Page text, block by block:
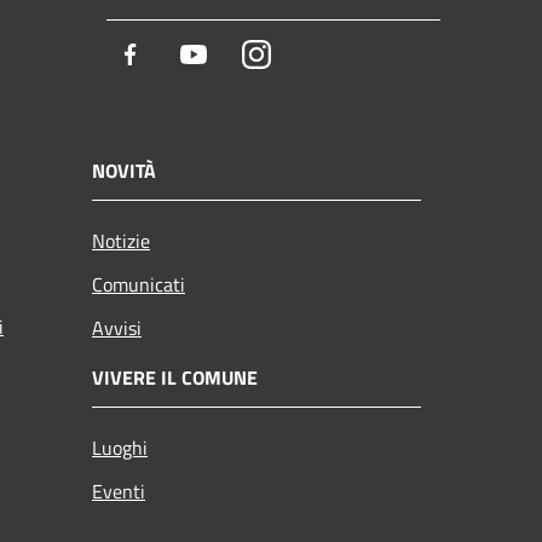
Facebook YoutubeInstagram
NOVITÀ
Notizie
Comunicati
Avvisi
VIVERE IL COMUNE
Luoghi
Eventi